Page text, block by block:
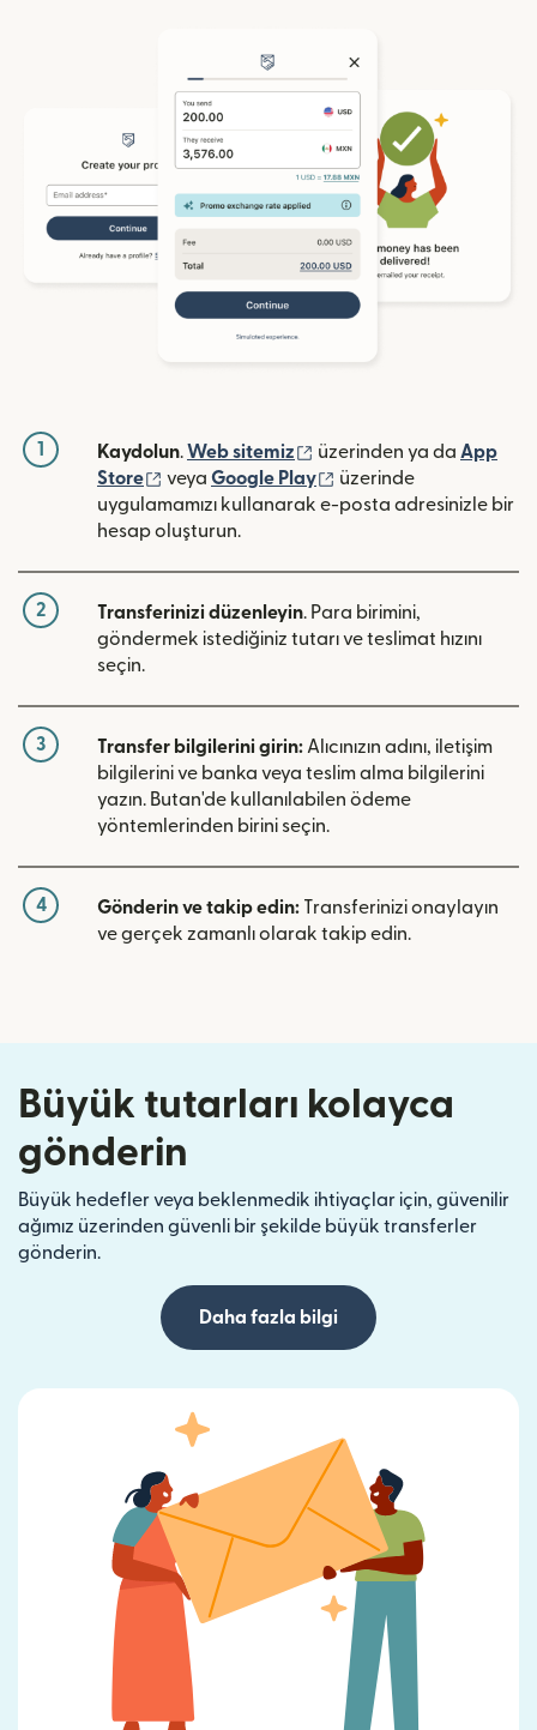
1 Kaydolun.Web sitemiz (yeni pencerede açılır)
üzerinden ya da App
Store
(yeni pencerede açılır)
veya Google Play (yeni pencerede açılır)
üzerinde
uygulamamızı kullanarak e-posta adresinizle bir
hesap oluşturun.
2 Transferinizi düzenleyin. Para birimini,
göndermek istediğiniz tutarı ve teslimat hızını
seçin.
3 Transfer bilgilerini girin: Alıcınızın adını, iletişim
bilgilerini ve banka veya teslim alma bilgilerini
yazın. Butan'de kullanılabilen ödeme
yöntemlerinden birini seçin.
4 Gönderin ve takip edin: Transferinizi onaylayın
ve gerçek zamanlı olarak takip edin.
Büyük tutarları kolayca
gönderin
Büyük hedefler veya beklenmedik ihtiyaçlar için, güvenilir
ağımız üzerinden güvenli bir şekilde büyük transferler
gönderin.
Daha fazla bilgi